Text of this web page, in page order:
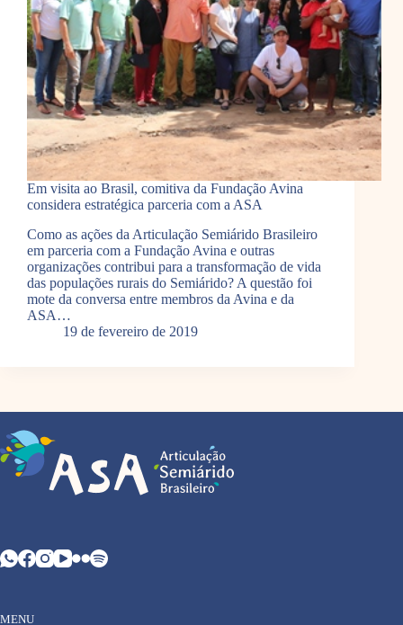
Em visita ao Brasil, comitiva da Fundação Avina
considera estratégica parceria com a ASA
Como as ações da Articulação Semiárido Brasileiro
em parceria com a Fundação Avina e outras
organizações contribui para a transformação de vida
das populações rurais do Semiárido? A questão foi
mote da conversa entre membros da Avina e da
ASA…
19 de fevereiro de 2019
MENU